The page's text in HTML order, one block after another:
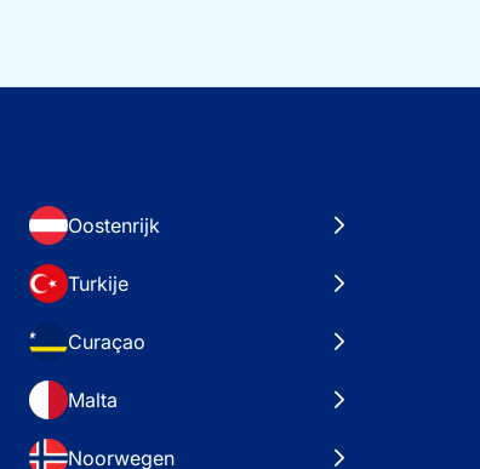
Oostenrijk
Turkije
Curaçao
Malta
Noorwegen